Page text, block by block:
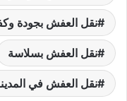
نقل العفش بجودة
نقل العفش بسلاسة
نقل العفش في